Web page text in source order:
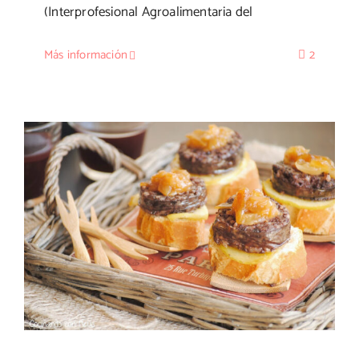
(Interprofesional Agroalimentaria del
Más información 2
Montadito de morcilla de Burgos con
cebolla y manzana caramelizada